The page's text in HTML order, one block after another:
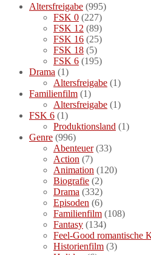
Altersfreigabe (995)
FSK 0 (227)
FSK 12 (89)
FSK 16 (25)
FSK 18 (5)
FSK 6 (195)
Drama (1)
Altersfreigabe (1)
Familienfilm (1)
Altersfreigabe (1)
FSK 6 (1)
Produktionsland (1)
Genre (996)
Abenteuer(33)
Action (7)
Animation (120)
Biografie (2)
Drama (332)
Episoden (6)
Familienfilm (108)
Fantasy (134)
Feel-Good romantische
Historienfilm (3)